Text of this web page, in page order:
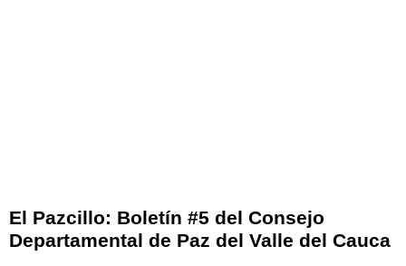
El Pazcillo: Boletín #5 del Consejo
Departamental de Paz del Valle del Cauca